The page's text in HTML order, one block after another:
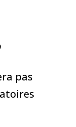
pas